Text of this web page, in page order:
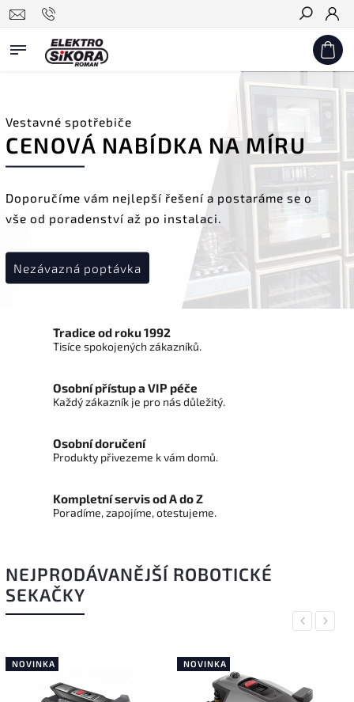
Hledat
Vestavné spotřebiče
CENOVÁ NABÍDKA NA MÍRU
Doporučíme vám nejlepší řešení a postaráme se o
vše od poradenství až po instalaci.
Nezávazná poptávka
Tradice od roku 1992
Tisíce spokojených zákazníků.
Osobní přístup a VIP péče
Každý zákazník je pro nás důležitý.
Osobní doručení
Produkty přivezeme k vám domů.
Kompletní servis od A do Z
Poradíme, zapojíme, otestujeme.
NEJPRODÁVANĚJŠÍ ROBOTICKÉ
SEKAČKY
Previous
NOVINKA NOVINKA
Next